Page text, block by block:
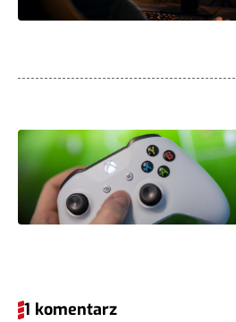
1 komentarz